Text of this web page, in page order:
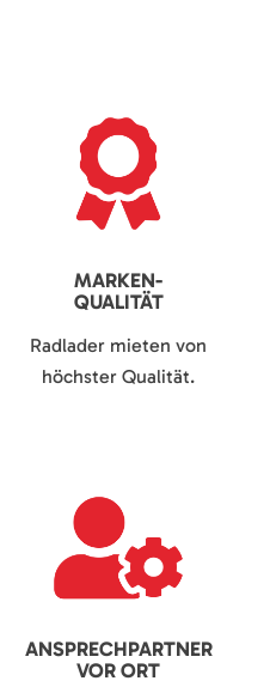
MARKEN-
QUALITÄT
Radlader mieten von
höchster Qualität.
ANSPRECHPARTNER
VOR ORT